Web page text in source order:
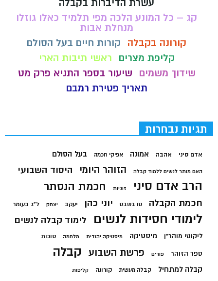
עשרת הדיברות בקבלה
קג – כל המונע הלכה מפי תלמיד כאלו גוזלו
מנחלת אבות
קורונה בקבלה
קורות חיים בעל הסולם
קליפת מצרים
ראשי תיבות הארי
שידוך משמים
שיעור בספר התניא פרק מט
תאריך פטירת רמבם
תגיות נבחרות
אדם סיני אהבה אמונה אפיקי חכמה בעל הסולם
האם מותר לנשים ללמוד קבלה הזוהר היומי היסוד השבועי
הרב אדם סיני זוגיות חכמת הנסתר
חכמת הקבלה טו בשבט יוני כהן יעקב יצחק ל"ג בעומר
לימודי חסידות לנשים לימוד קבלה לנשים
ליקוטי מוהר"ן מיסטיקה מיסטיקה יהודית מלחמה סוכות
ספר הזוהר פורים פרשת השבוע קבלה
קבלה למתחיל קבלה מעשית קורונה קליפות